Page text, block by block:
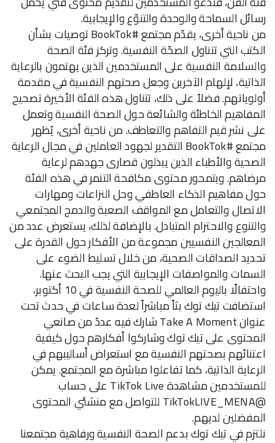
رسائل السماحة والوحدة والتنوّع والإيجابية.
من ناحية أخرى، يقدّم مجتمع #BookTok توصيات بشأن
الكتب التي تتناول الصحّة النفسية. وتركز فئة الصحة
والسلامة النفسية على المستخدمين الذين يهتمون بالرعاية
الذاتية، لإلهام الآخرين وجعل صحتهم النفسية في مقدمة
أولوياتهم. فضلاً على ذلك، تتناول هذه الفئة الأخيرة تصحيح
المفاهيم الخاطئة والشائعة حول الصحة النفسية وتعمل
على نشر قيم التفاهم والتعاطف. من ناحية أخرى، يُظهر
مجتمع #BookTok التقدير لجهود العاملين في مجال الرعاية
الصحية والأطباء الذين يبذلون قصارى جهدهم لرعاية
مرضاهم. ويتمحور محتوى مكافحة التنمر في هذه الفئة
حول مفاهيم الذكاء العاطفي وحل النزاعات ومهارات
الاتصال والتعامل مع المواقف الصعبة والدمج المجتمعي
والتنوع والاحترام المتبادل. بالإضافة لذلك، يستعرض عدد من
المعالجين النفسيين مجموعة من الأفكار حول القدرة على
تحديد الصداقات الصحية، من خلال تسليط الضوء على
السمات والمواصفات الإيجابية التي يجب البحث عنها.
واحتفالًا باليوم العالمي للصحة النفسية في 10 أكتوبر،
استضافت تيك توك بثاً مباشراً لعدة ساعات في حدث تحت
عنوان Take A Moment شارك فيه عددٌ من صانعي
المحتوى على تيك توك وشاركوا أفكارهم حول كيفية
اعتنائهم بصحتهم النفسية مع استعراض أساليبهم في
الرعاية الذاتية، كما تفاعلوا مباشرة مع المجتمع. يمكن
للمستخدمين مشاهدة TikTok Live على حساب
@TikTokLIVE_MENA للتواصل مع منشئي المحتوى
المفضلين لديهم.
نلتزم في تيك توك بدعم الصحة النفسية ورفاهية مجتمعنا